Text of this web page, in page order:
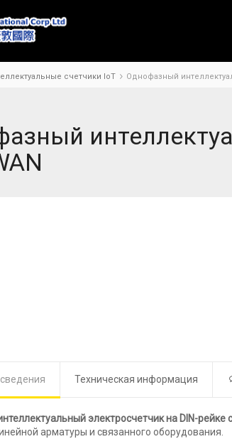
счетчики IoT Однофазный
Техническая информация
электросчетчик на DIN-рейке с
арматуры и связанного оборудования.